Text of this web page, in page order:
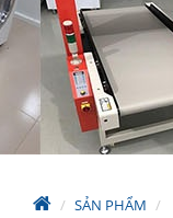
SẢN PHẨM